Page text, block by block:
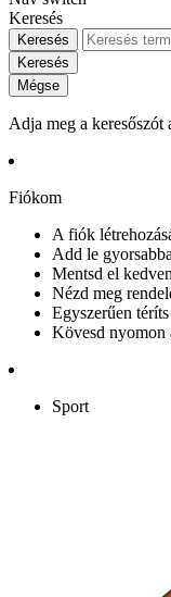
Keresés
Keresés
Keresés
Mégse
Adja meg a keresőszót
Fiókom
A fiók
Add le
Mentsd el
Nézd meg
Egyszerűen
Kövesd nyomon
Sport